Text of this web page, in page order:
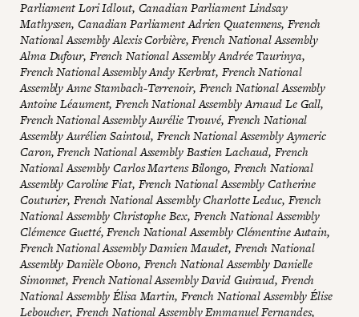
Parliament Lori Idlout, Canadian Parliament Lindsay
Mathyssen, Canadian Parliament Adrien Quatennens, French
National Assembly Alexis Corbière, French National Assembly
Alma Dufour, French National Assembly Andrée Taurinya,
French National Assembly Andy Kerbrat, French National
Assembly Anne Stambach-Terrenoir, French National Assembly
Antoine Léaument, French National Assembly Arnaud Le Gall,
French National Assembly Aurélie Trouvé, French National
Assembly Aurélien Saintoul, French National Assembly Aymeric
Caron, French National Assembly Bastien Lachaud, French
National Assembly Carlos Martens Bilongo, French National
Assembly Caroline Fiat, French National Assembly Catherine
Couturier, French National Assembly Charlotte Leduc, French
National Assembly Christophe Bex, French National Assembly
Clémence Guetté, French National Assembly Clémentine Autain,
French National Assembly Damien Maudet, French National
Assembly Danièle Obono, French National Assembly Danielle
Simonnet, French National Assembly David Guiraud, French
National Assembly Élisa Martin, French National Assembly Élise
Leboucher, French National Assembly Emmanuel Fernandes,